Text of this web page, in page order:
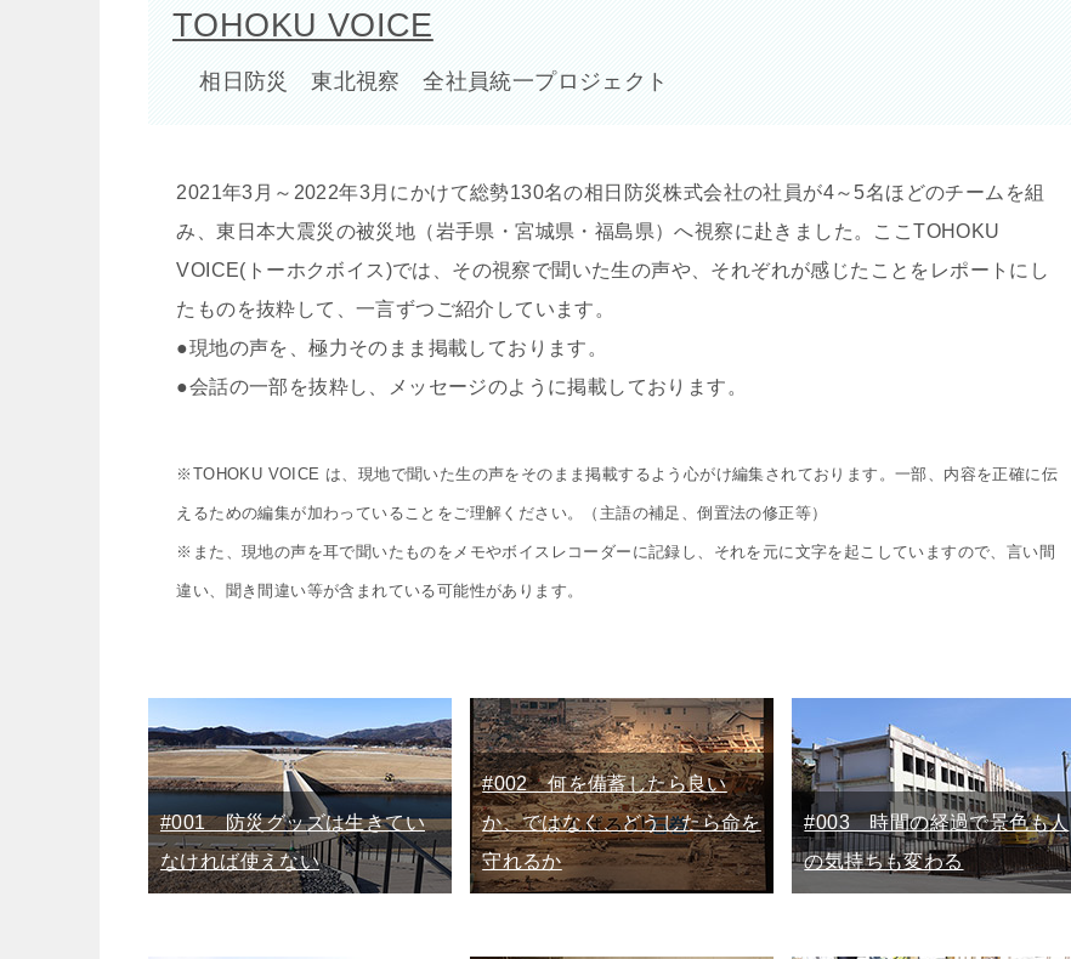
TOHOKU VOICE
相日防災 東北視察 全社員統一プロジェクト
2021年3月～2022年3月にかけて総勢130名の相日防災株式会社の社員が4～5名ほどのチームを組
み、東日本大震災の被災地（岩手県・宮城県・福島県）へ視察に赴きました。ここTOHOKU
VOICE(トーホクボイス)では、その視察で聞いた生の声や、それぞれが感じたことをレポートにし
たものを抜粋して、一言ずつご紹介しています。
●現地の声を、極力そのまま掲載しております。
●会話の一部を抜粋し、メッセージのように掲載しております。
※TOHOKU VOICE は、現地で聞いた生の声をそのまま掲載するよう心がけ編集されております。一部、内容を正確に伝
えるための編集が加わっていることをご理解ください。（主語の補足、倒置法の修正等）
※また、現地の声を耳で聞いたものをメモやボイスレコーダーに記録し、それを元に文字を起こしていますので、言い間
違い、聞き間違い等が含まれている可能性があります。
#001 防災グッズは生きてい
なければ使えない
#002 何を備蓄したら良い
か、ではなく、どうしたら命を
守れるか
#003 時間の経過で景色も人
の気持ちも変わる